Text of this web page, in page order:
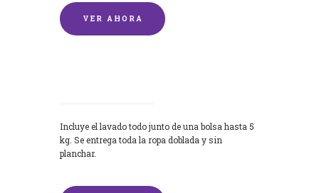
VER AHORA
Incluye el lavado todo junto de una bolsa hasta 5
kg. Se entrega toda la ropa doblada y sin
planchar.